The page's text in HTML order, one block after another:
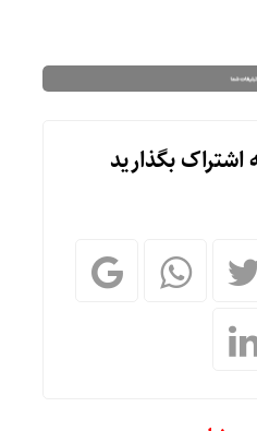
اشتراک بگذارید